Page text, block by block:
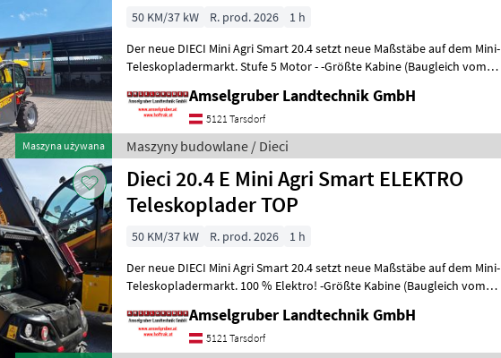
Maszyna używana
50 KM/37 kW R. prod. 2026
1 h
Der neue DIECI Mini Agri Smart 20.4 setzt neue Maßstäbe auf dem Mini-
Teleskopladermarkt. Stufe 5 Motor - -Größte Kabine (Baugleich vom
Amselgruber Landtechnik GmbH
5121 Tarsdorf
Maszyny budowlane / Dieci
Dieci 20.4 E Mini Agri Smart ELEKTRO
Teleskoplader TOP
50 KM/37 kW R. prod. 2026
1 h
Der neue DIECI Mini Agri Smart 20.4 setzt neue Maßstäbe auf dem Mini-
Teleskopladermarkt. 100 % Elektro! -Größte Kabine (Baugleich vom
Amselgruber Landtechnik GmbH
5121 Tarsdorf